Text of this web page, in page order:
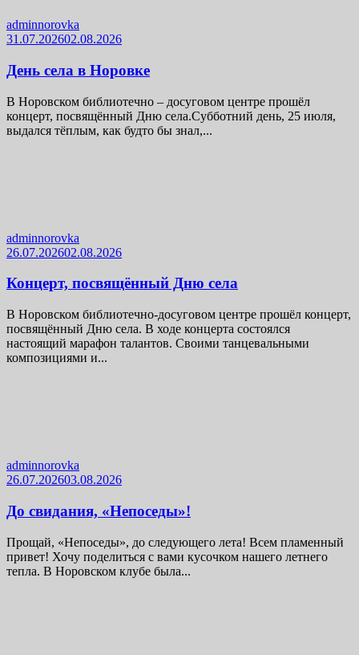
adminnorovka
31.07.202602.08.2026
День села в Норовке
В Норовском библиотечно – досуговом центре прошёл
концерт, посвящённый Дню села.Субботний день, 25 июля,
выдался тёплым, как будто бы знал,...
adminnorovka
26.07.202602.08.2026
Концерт, посвящённый Дню села
В Норовском библиотечно-досуговом центре прошёл концерт,
посвящённый Дню села. В ходе концерта состоялся
настоящий марафон талантов. Своими танцевальными
композициями и...
adminnorovka
26.07.202603.08.2026
До свидания, «Непоседы»!
Прощай, «Непоседы», до следующего лета! Всем пламенный
привет! Хочу поделиться с вами кусочком нашего летнего
тепла. В Норовском клубе была...